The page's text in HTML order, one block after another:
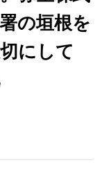
の垣根を
にして